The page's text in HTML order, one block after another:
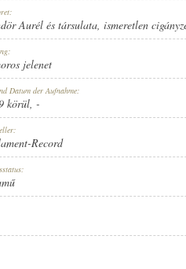
Aurél és társulata, ismeretlen
jelenet
Datum der Aufnahme:
körül, -
Record